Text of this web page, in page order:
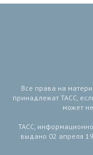
Все права на
принадлежат ТАСС,
может
ТАСС,
выдано 02 апреля